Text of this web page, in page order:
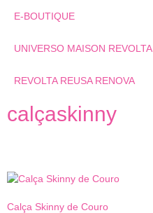
E-BOUTIQUE
UNIVERSO MAISON REVOLTA
REVOLTA REUSA RENOVA
calçaskinny
Calça Skinny de Couro